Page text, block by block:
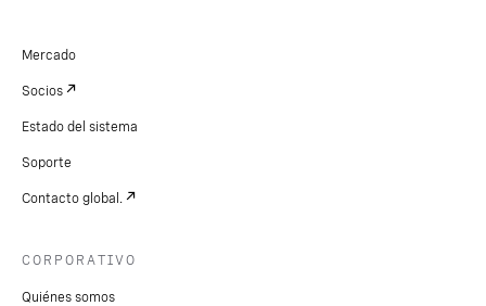
Mercado
Socios
Estado del sistema
Soporte
Contacto global.
CORPORATIVO
Quiénes somos